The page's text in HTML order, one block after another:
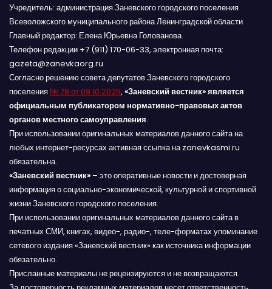
Учредитель: администрация Заневского городского поселения
Всеволожского муниципального района Ленинградской области.
Главный редактор: Елена Юрьевна Голованова.
Телефон редакции +7 (911) 170-06-33, электронная почта:
gazeta@zanevkaorg.ru
Согласно решению совета депутатов Заневского городского
поселения № 78 от 09.10.2025, «Заневский вестник» является
официальным публикатором нормативно-правовых актов
органов местного самоуправления.
При использовании оригинальных материалов данного сайта на
любых интернет-ресурсах активная ссылка на zanevkasmi.ru
обязательна.
«Заневский вестник» – это оперативные новости и достоверная
информация о социально-экономической, культурной и спортивной
жизни Заневского городского поселения.
При использовании оригинальных материалов данного сайта в
печатных СМИ, книгах, видео-, радио-, теле-форматах упоминание
сетевого издания «Заневский вестник» как источника информации
обязательно.
Присланные материалы не рецензируются и не возвращаются.